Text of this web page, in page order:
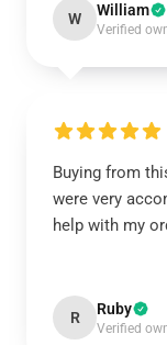
W William
Verified
Buying from
were very
help with my
R Ruby
Verified